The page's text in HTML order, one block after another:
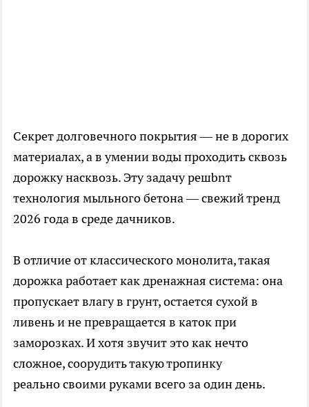
Секрет долговечного покрытия — не в дорогих
материалах, а в умении воды проходить сквозь
дорожку насквозь. Эту задачу решbnт
технология мыльного бетона — свежий тренд
2026 года в среде дачников.
В отличие от классического монолита, такая
дорожка работает как дренажная система: она
пропускает влагу в грунт, остается сухой в
ливень и не превращается в каток при
заморозках. И хотя звучит это как нечто
сложное, соорудить такую тропинку
реально своими руками всего за один день.